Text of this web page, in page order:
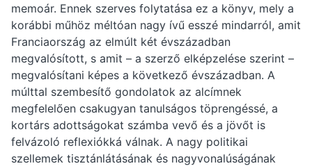
memoár. Ennek szerves folytatása ez a könyv, mely a
korábbi műhöz méltóan nagy ívű esszé mindarról, amit
Franciaország az elmúlt két évszázadban
megvalósított, s amit – a szerző elképzelése szerint –
megvalósítani képes a következő évszázadban. A
múlttal szembesítő gondolatok az alcímnek
megfelelően csakugyan tanulságos töprengéssé, a
kortárs adottságokat számba vevő és a jövőt is
felvázoló reflexiókká válnak. A nagy politikai
szellemek tisztánlátásának és nagyvonalúságának